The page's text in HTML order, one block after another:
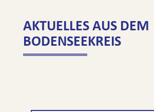
AKTUELLES AUS DEM
BODENSEEKREIS